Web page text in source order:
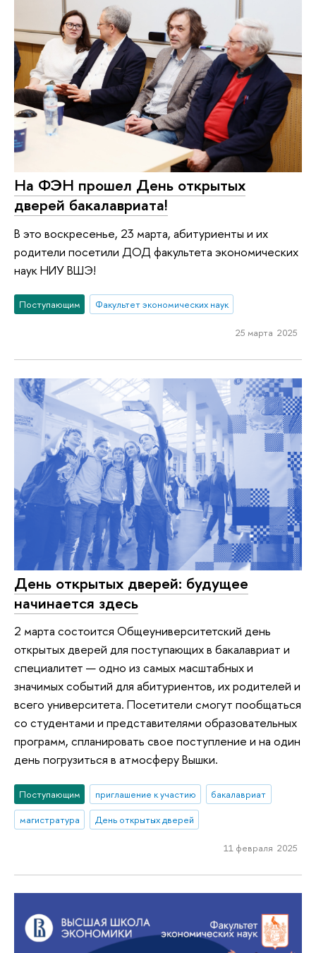
На ФЭН прошел День открытых
дверей бакалавриата!
В это воскресенье, 23 марта, абитуриенты и их
родители посетили ДОД факультета экономических
наук НИУ ВШЭ!
Поступающим Факультет экономических наук
25 марта 2025
День открытых дверей: будущее
начинается здесь
2 марта состоится Общеуниверситетский день
открытых дверей для поступающих в бакалавриат и
специалитет — одно из самых масштабных и
значимых событий для абитуриентов, их родителей и
всего университета. Посетители смогут пообщаться
со студентами и представителями образовательных
программ, спланировать свое поступление и на один
день погрузиться в атмосферу Вышки.
Поступающим приглашение к участию
бакалавриат
магистратура
День открытых дверей
11 февраля 2025